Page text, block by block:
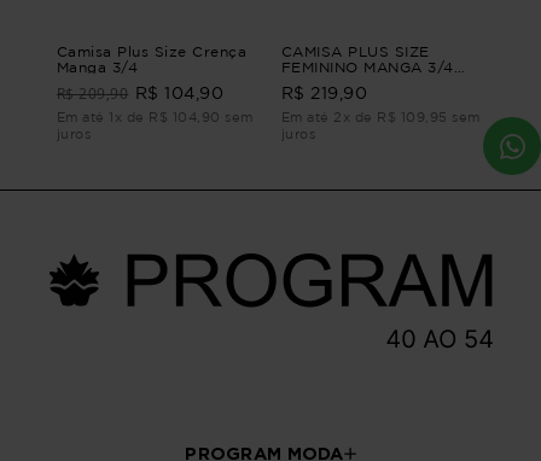
Camisa Plus Size Crença
Manga 3/4
R$ 209,90 R$ 104,90
Em até 1x de R$ 104,90 sem
juros
CAMISA PLUS SIZE
FEMININO MANGA 3/4
CAMISA PLUS SIZE
FEMININO MANGA 3/4
SANDY Marrom G4 - 54
R$ 219,90
Em até 2x de R$ 109,95 sem
juros